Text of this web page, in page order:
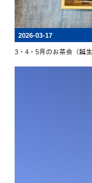
2026-03-17
3・4・5月のお茶会（誕